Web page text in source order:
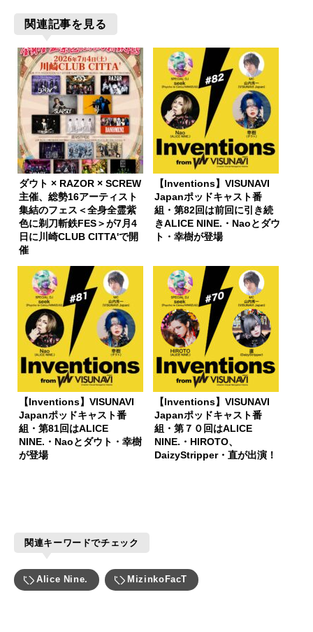
関連記事を見る
ダウト × RAZOR × SCREW
主催、総勢16アーティスト
集結のフェス＜全身全霊紫
色に剃刀斬鉄FES＞が7月4
日に川崎CLUB CITTA'で開
催
【Inventions】VISUNAVI
Japanポッドキャスト番
組・第82回は前回に引き続
きALICE NINE.・Naoとダウ
ト・幸樹が登場
【Inventions】VISUNAVI
Japanポッドキャスト番
組・第81回はALICE
NINE.・Naoとダウト・幸樹
が登場
【Inventions】VISUNAVI
Japanポッドキャスト番
組・第７０回はALICE
NINE.・HIROTO、
DaizyStripper・直が出演！
関連キーワードでチェック
Alice Nine. MizinkoFacT